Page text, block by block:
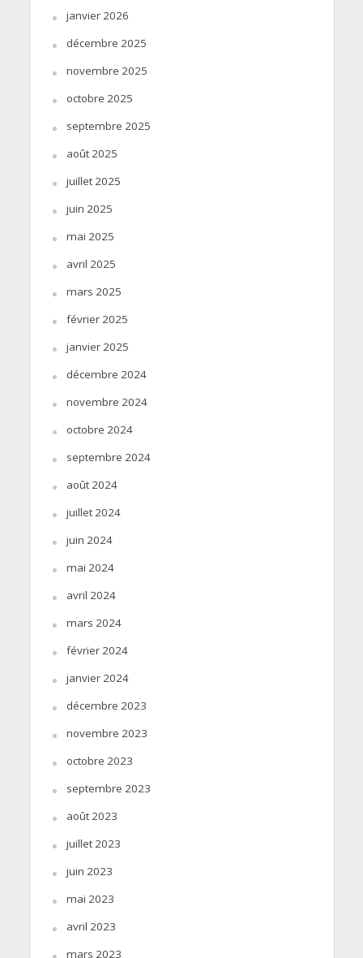
janvier 2026
décembre 2025
novembre 2025
octobre 2025
septembre 2025
août 2025
juillet 2025
juin 2025
mai 2025
avril 2025
mars 2025
février 2025
janvier 2025
décembre 2024
novembre 2024
octobre 2024
septembre 2024
août 2024
juillet 2024
juin 2024
mai 2024
avril 2024
mars 2024
février 2024
janvier 2024
décembre 2023
novembre 2023
octobre 2023
septembre 2023
août 2023
juillet 2023
juin 2023
mai 2023
avril 2023
mars 2023